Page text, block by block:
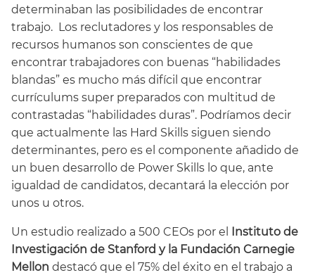
determinaban las posibilidades de encontrar
trabajo. Los reclutadores y los responsables de
recursos humanos son conscientes de que
encontrar trabajadores con buenas “habilidades
blandas” es mucho más difícil que encontrar
currículums super preparados con multitud de
contrastadas “habilidades duras”. Podríamos decir
que actualmente las Hard Skills siguen siendo
determinantes, pero es el componente añadido de
un buen desarrollo de Power Skills lo que, ante
igualdad de candidatos, decantará la elección por
unos u otros.
Un estudio realizado a 500 CEOs por el
Instituto de
Investigación de Stanford y la Fundación Carnegie
Mellon destacó que el 75% del éxito en el trabajo a